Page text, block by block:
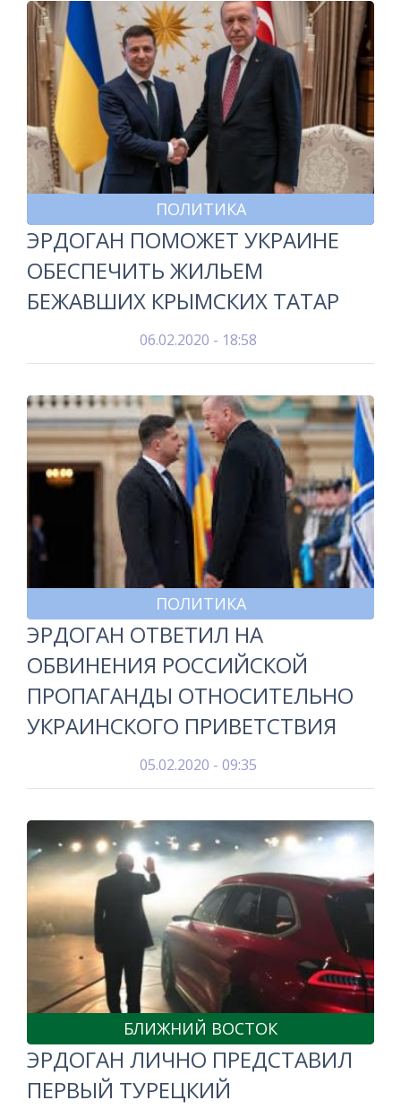
ПОЛИТИКА
ЭРДОГАН ПОМОЖЕТ УКРАИНЕ
ОБЕСПЕЧИТЬ ЖИЛЬЕМ
БЕЖАВШИХ КРЫМСКИХ ТАТАР
06.02.2020 - 18:58
ПОЛИТИКА
ЭРДОГАН ОТВЕТИЛ НА
ОБВИНЕНИЯ РОССИЙСКОЙ
ПРОПАГАНДЫ ОТНОСИТЕЛЬНО
УКРАИНСКОГО ПРИВЕТСТВИЯ
05.02.2020 - 09:35
БЛИЖНИЙ ВОСТОК
ЭРДОГАН ЛИЧНО ПРЕДСТАВИЛ
ПЕРВЫЙ ТУРЕЦКИЙ